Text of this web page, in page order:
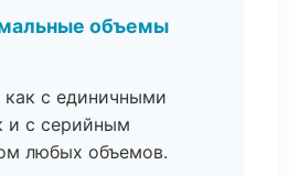
объемы
с единичными
и с серийным
любых объемов.